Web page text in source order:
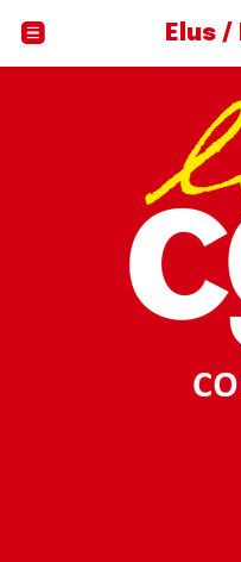
Élus